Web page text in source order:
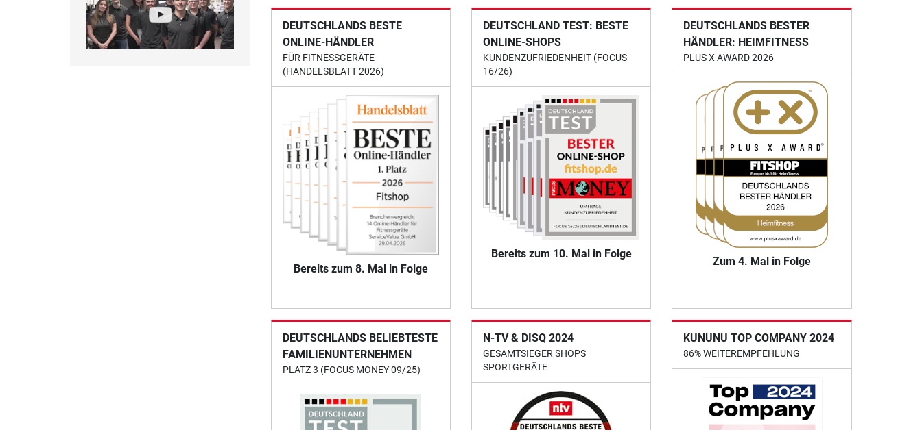
DEUTSCHLANDS BESTE
ONLINE-HÄNDLER
FÜR FITNESSGERÄTE
(HANDELSBLATT 2026)
Bereits zum 8. Mal in Folge
DEUTSCHLAND TEST: BESTE
ONLINE-SHOPS
KUNDENZUFRIEDENHEIT (FOCUS
16/26)
Bereits zum 10. Mal in Folge
DEUTSCHLANDS BESTER
HÄNDLER: HEIMFITNESS
PLUS X AWARD 2026
Zum 4. Mal in Folge
DEUTSCHLANDS BELIEBTESTE
FAMILIENUNTERNEHMEN
PLATZ 3 (FOCUS MONEY 09/25)
N-TV & DISQ 2024
GESAMTSIEGER SHOPS
SPORTGERÄTE
KUNUNU TOP COMPANY 2024
86% WEITEREMPFEHLUNG